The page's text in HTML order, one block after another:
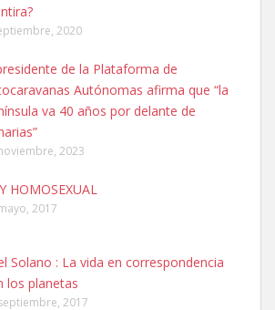
JOSE MESA Y LOPEZ
SHIBA CON MICROCHIP PERDIDO HOY
Y LOPEZ. ES MUY ASUSTADIZO
6.7.2025
una ninfa papillera, asustada tiene miedo a la
2020
de la Plataforma de
Autónomas afirma que “la
va 40 años por delante de
2023
HOMOSEXUAL
2017
Solano : La vida en correspondencia
los planetas
2017